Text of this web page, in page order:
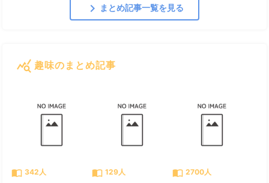
chevron_right まとめ記事一覧を見る
query_stats 趣味のまとめ記事
import_contacts 342人 import_contacts 129人 import_contacts 2700人